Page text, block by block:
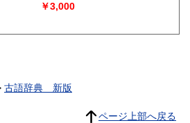
￥3,000
古語辞典 新版
ページ上部へ戻る